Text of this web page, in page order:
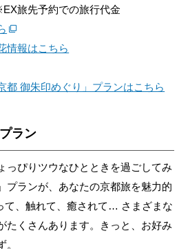
旅先予約での旅行代金
情報はこちら
御朱印めぐり」プランはこちら
ラン
っぴりツウなひとときを過ごしてみ
プランが、あなたの京都旅を魅力的
て、触れて、癒されて… さまざまな
たくさんあります。きっと、お好み